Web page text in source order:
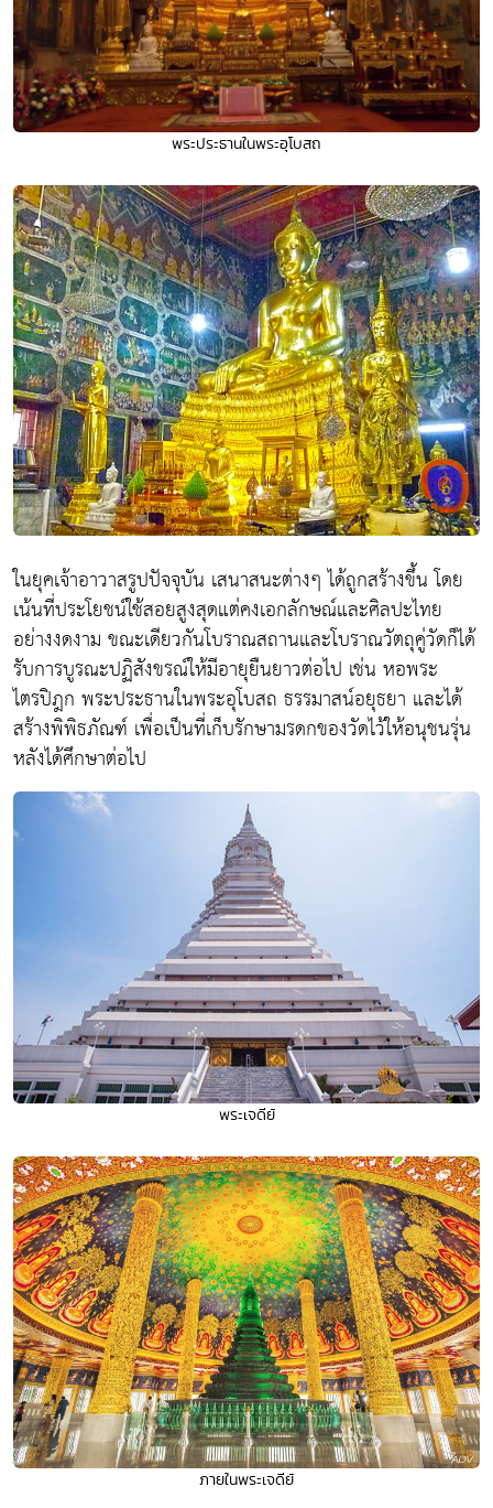
พระประธานในพระอุโบสถ
ในยุคเจ้าอาวาสรูปปัจจุบัน เสนาสนะต่างๆ ได้ถูกสร้างขึ้น โดย
เน้นที่ประโยชน์ใช้สอยสูงสุดแต่คงเอกลักษณ์และศิลปะไทย
อย่างงดงาม ขณะเดียวกันโบราณสถานและโบราณวัตถุคู่วัดก็ได้
รับการบูรณะปฏิสังขรณ์ให้มีอายุยืนยาวต่อไป เช่น หอพระ
ไตรปิฎก พระประธานในพระอุโบสถ ธรรมาสน์อยุธยา และได้
สร้างพิพิธภัณฑ์ เพื่อเป็นที่เก็บรักษามรดกของวัดไว้ให้อนุชนรุ่น
หลังได้ศึกษาต่อไป
พระเจดีย์
ภายในพระเจดีย์